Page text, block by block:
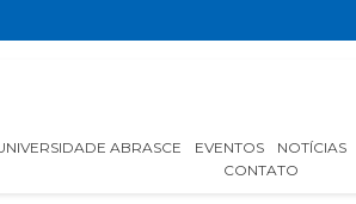
ABRASCE EVENTOS NOTÍCIAS
CONTATO